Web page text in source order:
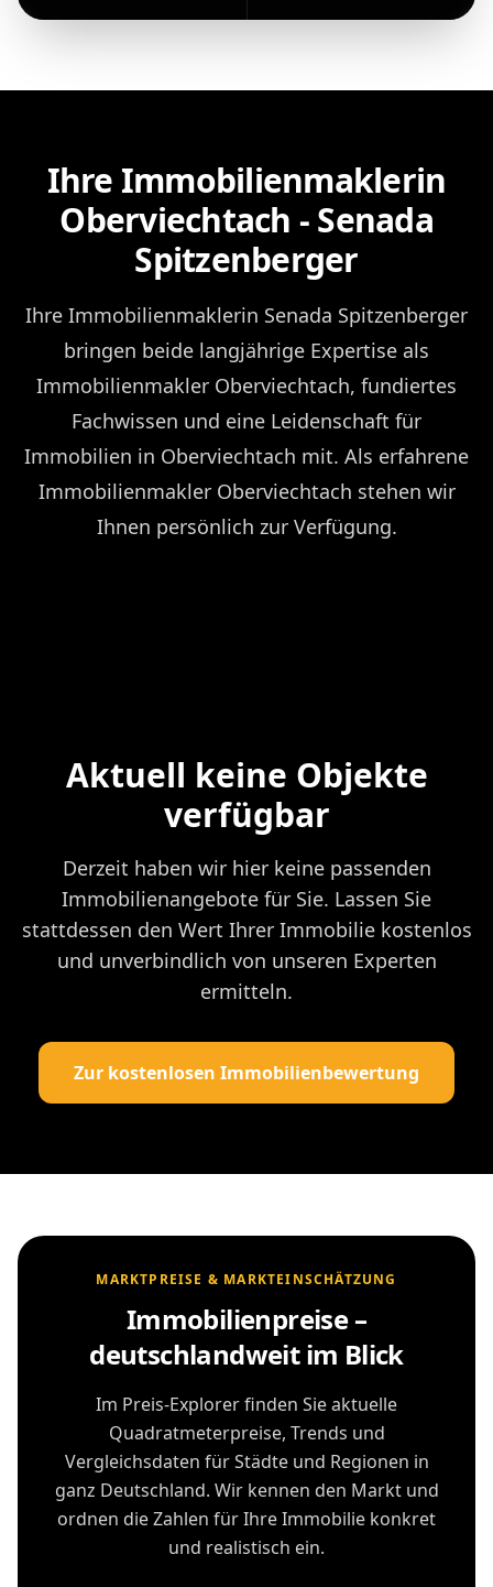
Ihre Immobilienmaklerin
Oberviechtach - Senada
Spitzenberger
Ihre Immobilienmaklerin Senada Spitzenberger
bringen beide langjährige Expertise als
Immobilienmakler Oberviechtach, fundiertes
Fachwissen und eine Leidenschaft für
Immobilien in Oberviechtach mit. Als erfahrene
Immobilienmakler Oberviechtach stehen wir
Ihnen persönlich zur Verfügung.
Aktuell keine Objekte
verfügbar
Derzeit haben wir hier keine passenden
Immobilienangebote für Sie. Lassen Sie
stattdessen den Wert Ihrer Immobilie kostenlos
und unverbindlich von unseren Experten
ermitteln.
Zur kostenlosen Immobilienbewertung
MARKTPREISE & MARKTEINSCHÄTZUNG
Immobilienpreise –
deutschlandweit im Blick
Im Preis-Explorer finden Sie aktuelle
Quadratmeterpreise, Trends und
Vergleichsdaten für Städte und Regionen in
ganz Deutschland. Wir kennen den Markt und
ordnen die Zahlen für Ihre Immobilie konkret
und realistisch ein.